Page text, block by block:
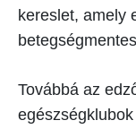
kereslet, amely
Továbbá az